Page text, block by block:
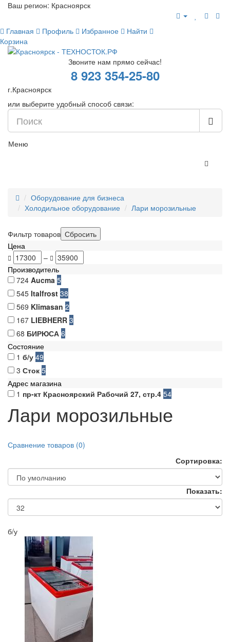
Ваш регион: Красноярск
Главная Профиль Избранное
Найти
Корзина
Звоните нам прямо сейчас!
8 923 354-25-80
г.Красноярск
или выберите удобный способ связи:
Меню
Оборудование для бизнеса
Холодильное оборудование
Лари морозильные
Фильтр товаров
Цена
–
Производитель
724 Aucma 5
545 Italfrost 38
569 Klimasan 2
167 LIEBHERR 3
68 БИРЮСА 6
Состояние
1 б/у 49
3 Сток 5
Адрес магазина
1 пр-кт Красноярский Рабочий 27, стр.4 54
Лари морозильные
Сравнение товаров (0)
Сортировка:
Показать:
б/у